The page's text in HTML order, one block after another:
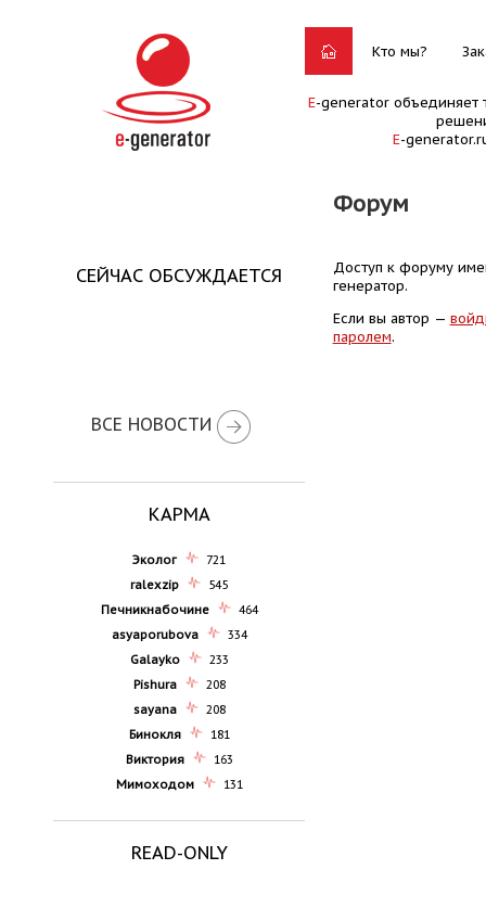
Кто мы?
E-generator объединяет
E-
Форум
СЕЙЧАС ОБСУЖДАЕТСЯ
ВСЕ НОВОСТИ
КАРМА
Эколог
721
ralexzip
545
Печникнабочине
464
asyaporubova
334
Galayko
233
Pishura
208
sayana
208
Бинокля
181
Виктория
163
Мимоходом
131
READ-ONLY
Доступ к форуму
генератор.
Если вы автор —
паролем.